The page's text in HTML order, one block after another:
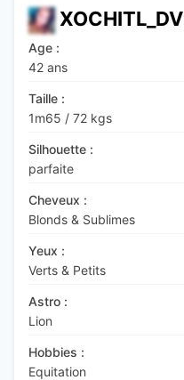
XOCHITL_DV
Age :
42 ans
Taille :
1m65 / 72 kgs
Silhouette :
parfaite
Cheveux :
Blonds & Sublimes
Yeux :
Verts & Petits
Astro :
Lion
Hobbies :
Equitation